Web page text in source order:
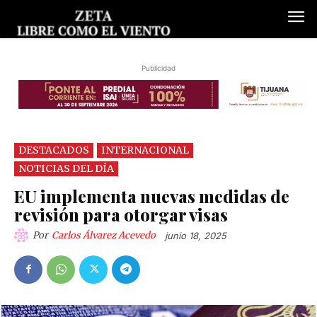
Publicidad
DESTACADOS
INTERNACIONAL
NOTICIAS DEL DÍA
EU implementa nuevas medidas de
revisión para otorgar visas
Por Carlos Álvarez Acevedo junio 18, 2025